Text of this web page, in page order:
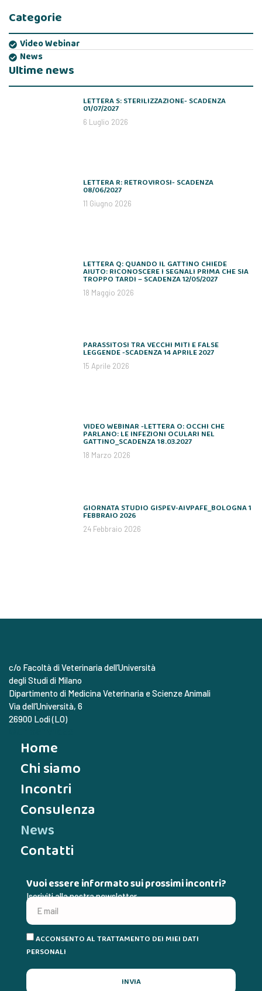
Categorie
Video Webinar
News
Ultime news
LETTERA S: STERILIZZAZIONE- SCADENZA
01/07/2027
6 Luglio 2026
LETTERA R: RETROVIROSI- SCADENZA
08/06/2027
11 Giugno 2026
LETTERA Q: QUANDO IL GATTINO CHIEDE
AIUTO: RICONOSCERE I SEGNALI PRIMA CHE SIA
TROPPO TARDI – SCADENZA 12/05/2027
18 Maggio 2026
PARASSITOSI TRA VECCHI MITI E FALSE
LEGGENDE -SCADENZA 14 APRILE 2027
15 Aprile 2026
VIDEO WEBINAR -LETTERA O: OCCHI CHE
PARLANO: LE INFEZIONI OCULARI NEL
GATTINO_SCADENZA 18.03.2027
18 Marzo 2026
GIORNATA STUDIO GISPEV-AIVPAFE_BOLOGNA 1
FEBBRAIO 2026
24 Febbraio 2026
c/o Facoltà di Veterinaria dell’Università
degli Studi di Milano
Dipartimento di Medicina Veterinaria e Scienze Animali
Via dell’Università, 6
26900 Lodi (LO)
Home
Chi siamo
Incontri
Consulenza
News
Contatti
Vuoi essere informato sui prossimi incontri?
Iscriviti alla nostra newsletter
ACCONSENTO AL TRATTAMENTO DEI MIEI DATI
PERSONALI
INVIA